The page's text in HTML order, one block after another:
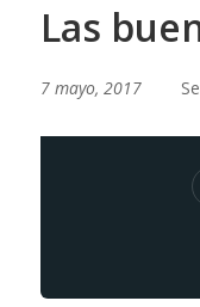
Las
7 mayo, 2017